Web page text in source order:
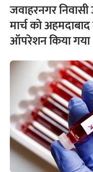
जवाहरनगर
मार्च को
ऑपरेशन किया गया